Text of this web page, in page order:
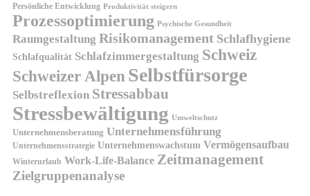
Persönliche Entwicklung Produktivität steigern
Prozessoptimierung Psychische Gesundheit
Raumgestaltung Risikomanagement Schlafhygiene
Schlafqualität Schlafzimmergestaltung Schweiz
Schweizer Alpen Selbstfürsorge
Selbstreflexion Stressabbau
Stressbewältigung Umweltschutz
Unternehmensberatung Unternehmensführung
Unternehmensstrategie Unternehmenswachstum Vermögensaufbau
Winterurlaub Work-Life-Balance Zeitmanagement
Zielgruppenanalyse